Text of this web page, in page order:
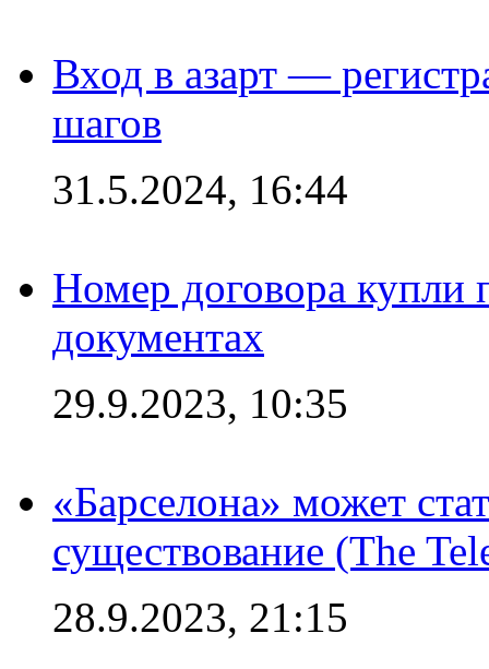
Вход в азарт —
шагов
31.5.2024, 16:44
Номер договора купли
документах
29.9.2023, 10:35
«Барселона» может
существование (The
28.9.2023, 21:15